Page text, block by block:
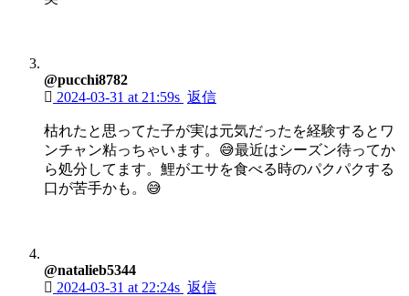
@pucchi8782
2024-03-31 at 21:59s 返信
枯れたと思ってた子が実は元気だったを経験するとワ
ンチャン粘っちゃいます。😅最近はシーズン待ってか
ら処分してます。鯉がエサを食べる時のパクパクする
口が苦手かも。😅
@natalieb5344
2024-03-31 at 22:24s 返信